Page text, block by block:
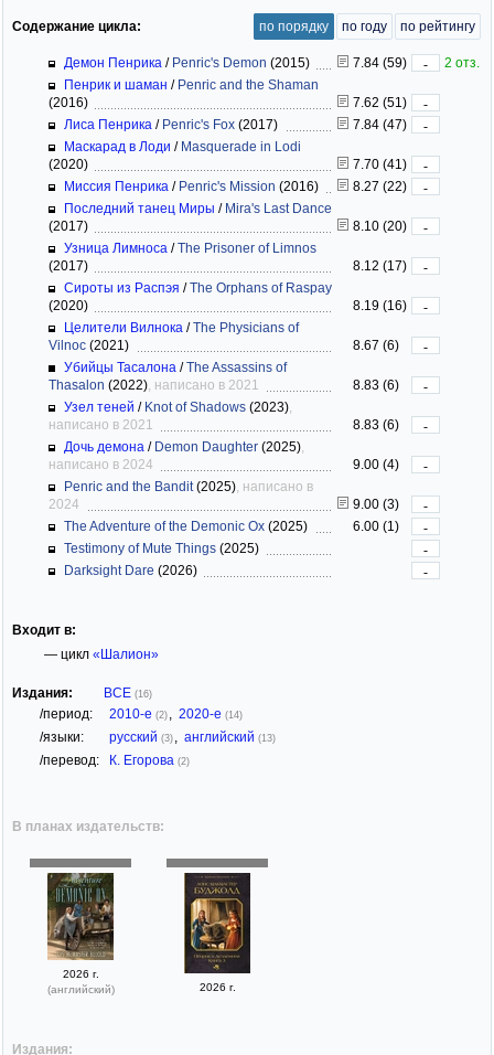
Содержание цикла: по порядку по году по рейтингу
Демон Пенрика / Penric's Demon (2015) 7.84 (59) -
2 отз.
Пенрик и шаман / Penric and the Shaman
(2016)
7.62 (51)
-
Лиса Пенрика / Penric's Fox (2017) 7.84 (47)
-
Маскарад в Лоди / Masquerade in Lodi
(2020)
7.70 (41)
-
Миссия Пенрика / Penric's Mission (2016) 8.27 (22)
-
Последний танец Миры / Mira's Last Dance
(2017)
8.10 (20)
-
Узница Лимноса /The Prisoner of Limnos
(2017)
8.12 (17)
-
Сироты из Распэя /The Orphans of Raspay
(2020)
8.19 (16)
-
Целители Вилнока /The Physicians of
Vilnoc (2021) 8.67 (6)
-
Убийцы Тасалона /The Assassins of
Thasalon (2022) , написано в 2021 8.83 (6)
-
Узел теней / Knot of Shadows (2023)
написано в 2021
8.83 (6)
-
Дочь демона / Demon Daughter (2025)
написано в 2024
9.00 (4)
-
Penric and the Bandit(2025) , написано в
2024
9.00 (3)
-
The Adventure of the Demonic Ox (2025) 6.00 (1)
-
Testimony of Mute Things (2025)
-
Darksight Dare (2026) -
Входит в:
— цикл «Шалион»
Издания: ВСЕ (16)
/период: 2010-е (2) 2020-е (14)
/языки: русский (3) английский (13)
/перевод: К. Егорова (2)
В планах издательств:
2026 г.
(английский)
2026 г.
Издания: